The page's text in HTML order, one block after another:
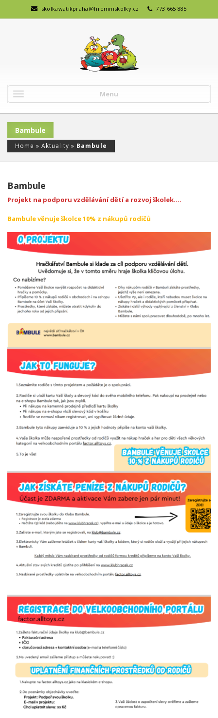
skolkawatikpraha@firemniskolky.cz 773 665 885
Menu
Bambule
Home » Aktuality » Bambule
Bambule
Projekt na podporu vzdělávání dětí a rozvoj školek….
Bambule věnuje školce 10% z nákupů rodičů